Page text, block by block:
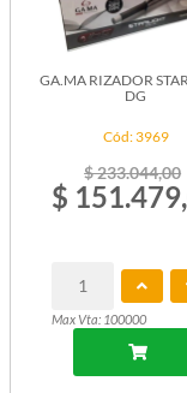
GA.MA RIZADOR
DG
Cód: 3969
$ 233.044,00
$
Max Vta: 100000